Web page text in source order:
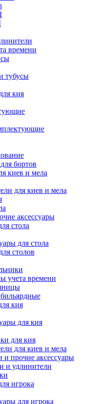
времени
тубусы
кия
бортов
киев и мела
для киев и мела
аксессуары
стола
для стола
столов
учета времени
кия
для кия
для кия
для киев и мела
и прочие аксессуары
и удлинители
игрока
для игрока